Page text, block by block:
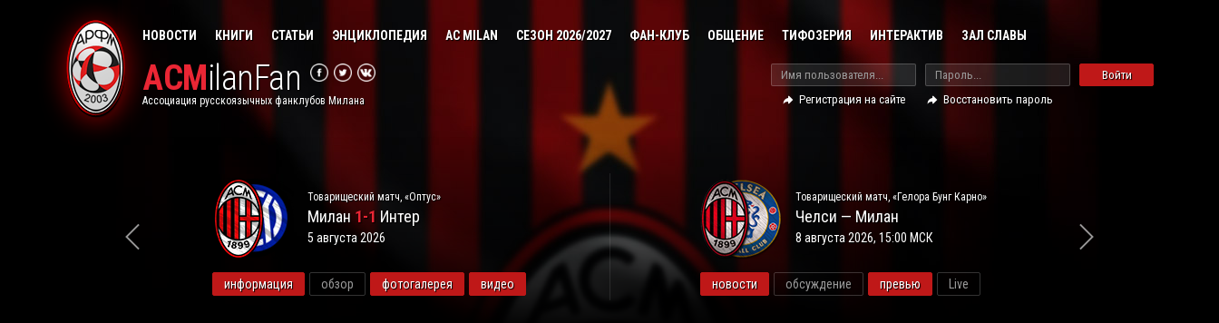
НОВОСТИ КНИГИ СТАТЬИ ЭНЦИКЛОПЕДИЯ AC MILAN СЕЗОН 2026/2027 ФАН-КЛУБ ОБЩЕНИЕ ТИФОЗЕРИЯ ИНТЕРАКТИВ ЗАЛ СЛАВЫ
ACMilanFan
Ассоциация русскоязычных фанклубов Милана
Войти
Регистрация на сайте
Восстановить пароль
Товарищеский матч, «Оптус»
Милан 1-1 Интер
5 августа 2026
информация обзор фотогалерея видео
Товарищеский матч, «Гелора Бунг Карно»
Челси — Милан
8 августа 2026, 15:00 МСК
новости обсуждение превью Live